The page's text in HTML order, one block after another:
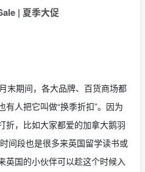
| 夏季大促
末期间，各大品牌、百货商场都
人把它叫做“换季折扣”。因为
折，比如大家都爱的加拿大鹅羽
间段也是很多来英国留学读书或
英国的小伙伴可以趁这个时候入